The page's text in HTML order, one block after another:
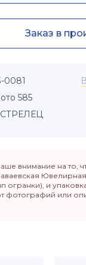
Заказ в
0081
585
СТРЕЛЕЦ
внимание на то,
огранки), и
фотографий или